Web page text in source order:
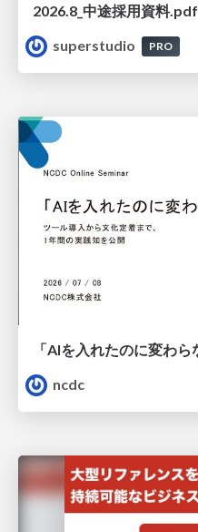
2026.8_中途採用資料.pdf
superstudio
PRO
ncdc